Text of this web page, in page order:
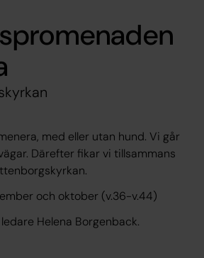
med eller utan hund. Vi går
Därefter fikar vi tillsammans
och oktober (v.36-v.44)
Helena Borgenback.